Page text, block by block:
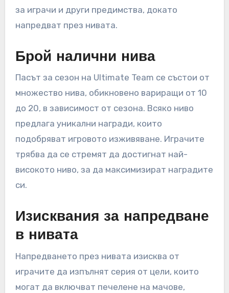
за играчи и други предимства, докато
напредват през нивата.
Брой налични нива
Пасът за сезон на Ultimate Team се състои от
множество нива, обикновено вариращи от 10
до 20, в зависимост от сезона. Всяко ниво
предлага уникални награди, които
подобряват игровото изживяване. Играчите
трябва да се стремят да достигнат най-
високото ниво, за да максимизират наградите
си.
Изисквания за напредване
в нивата
Напредването през нивата изисква от
играчите да изпълнят серия от цели, които
могат да включват печелене на мачове,